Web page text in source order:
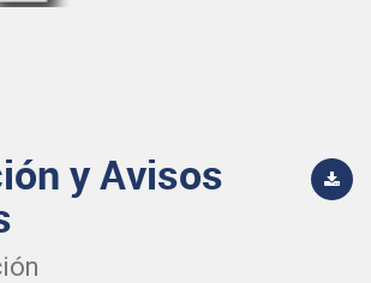
y Avisos